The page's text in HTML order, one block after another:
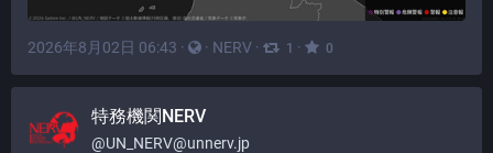
2026年8月02日 06:43 · · NERV · 1 · 0
特務機関NERV
@UN_NERV@unnerv.jp